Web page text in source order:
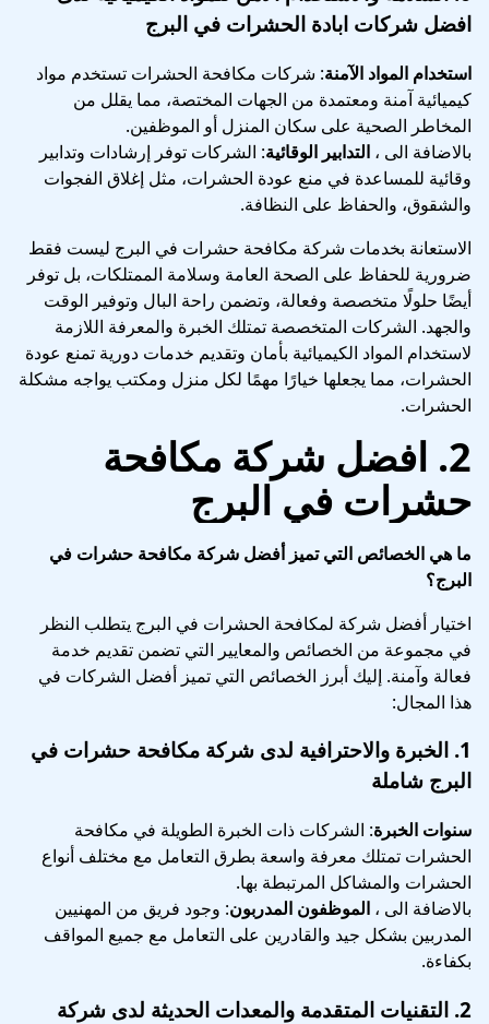
افضل شركات ابادة الحشرات في البرج
استخدام المواد الآمنة: شركات مكافحة الحشرات تستخدم مواد
كيميائية آمنة ومعتمدة من الجهات المختصة، مما يقلل من
المخاطر الصحية على سكان المنزل أو الموظفين.
بالاضافة الى ، التدابير الوقائية: الشركات توفر إرشادات وتدابير
وقائية للمساعدة في منع عودة الحشرات، مثل إغلاق الفجوات
والشقوق، والحفاظ على النظافة.
الاستعانة بخدمات شركة مكافحة حشرات في البرج ليست فقط
ضرورية للحفاظ على الصحة العامة وسلامة الممتلكات، بل توفر
أيضًا حلولًا متخصصة وفعالة، وتضمن راحة البال وتوفير الوقت
والجهد. الشركات المتخصصة تمتلك الخبرة والمعرفة اللازمة
لاستخدام المواد الكيميائية بأمان وتقديم خدمات دورية تمنع عودة
الحشرات، مما يجعلها خيارًا مهمًا لكل منزل ومكتب يواجه مشكلة
الحشرات.
2. افضل شركة مكافحة
حشرات في البرج
ما هي الخصائص التي تميز أفضل شركة مكافحة حشرات في
البرج؟
اختيار أفضل شركة لمكافحة الحشرات في البرج يتطلب النظر
في مجموعة من الخصائص والمعايير التي تضمن تقديم خدمة
فعالة وآمنة. إليك أبرز الخصائص التي تميز أفضل الشركات في
هذا المجال:
1. الخبرة والاحترافية لدى شركة مكافحة حشرات في
البرج شاملة
سنوات الخبرة: الشركات ذات الخبرة الطويلة في مكافحة
الحشرات تمتلك معرفة واسعة بطرق التعامل مع مختلف أنواع
الحشرات والمشاكل المرتبطة بها.
بالاضافة الى ، الموظفون المدربون: وجود فريق من المهنيين
المدربين بشكل جيد والقادرين على التعامل مع جميع المواقف
بكفاءة.
2. التقنيات المتقدمة والمعدات الحديثة لدى شركة